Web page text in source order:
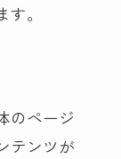
。
のページ
テンツが